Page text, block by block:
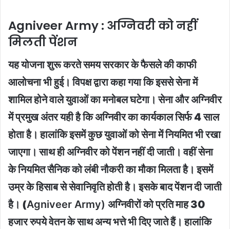
Agniveer Army : अग्निवरी को नहीं
मिलती पेंशन
यह योजना शुरू करते समय सरकार के फैसले की काफी
आलोचना भी हुई। विपक्ष द्वारा कहा गया कि इससे सेना में
शामिल होने वाले युवाओं का मनोबल घटेगा। सेना और अग्निवीर
में प्रमुख अंतर यही है कि अग्निवीर का कार्यकाल सिर्फ 4 साल
होता है। हालांकि इसमें कुछ युवाओं को सेना में नियमित भी रखा
जाएगा। साथ ही अग्निवीर को पेंशन नहीं दी जाती। वहीं सेना
के नियमित सैनिक को लंबी नौकरी का मौका मिलता है। इसमें
उम्र के हिसाब से सेवानिवृति होती है। इसके बाद पेंशन दी जाती
है। (Agniveer Army) अग्निवीरों को प्रति माह 30
हजार रुपये वेतन के साथ अन्य भत्ते भी दिए जाते हैं। हालांकि